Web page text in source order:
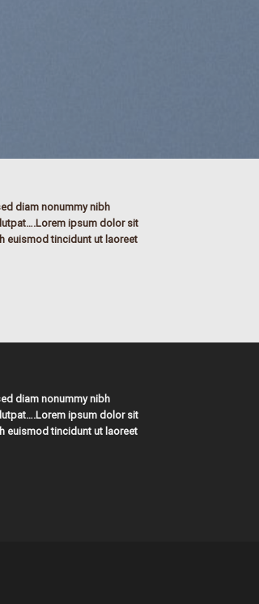
diam nonummy nibh
ipsum dolor sit
euismod tincidunt ut laoreet
diam nonummy nibh
ipsum dolor sit
euismod tincidunt ut laoreet